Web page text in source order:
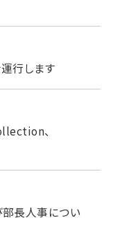
行します
、
長人事につい